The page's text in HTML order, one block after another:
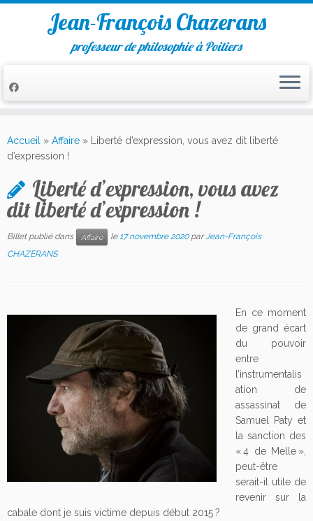
au
contenu
Jean-François Chazerans
professeur de philosophie à Poitiers
Accueil » Affaire »
Liberté d’expression, vous avez dit liberté
d’expression !
Liberté d’expression, vous avez
dit liberté d’expression !
Billet publié dans Affaire le 17 novembre 2020 parJean-François
CHAZERANS
En ce moment
de grand écart
du pouvoir
entre
l’instrumentalis
ation de
assassinat de
Samuel Paty et
la sanction des
« 4 de Melle »,
peut-être
serait-il utile de
revenir sur la
cabale dont je suis victime depuis début 2015 ?